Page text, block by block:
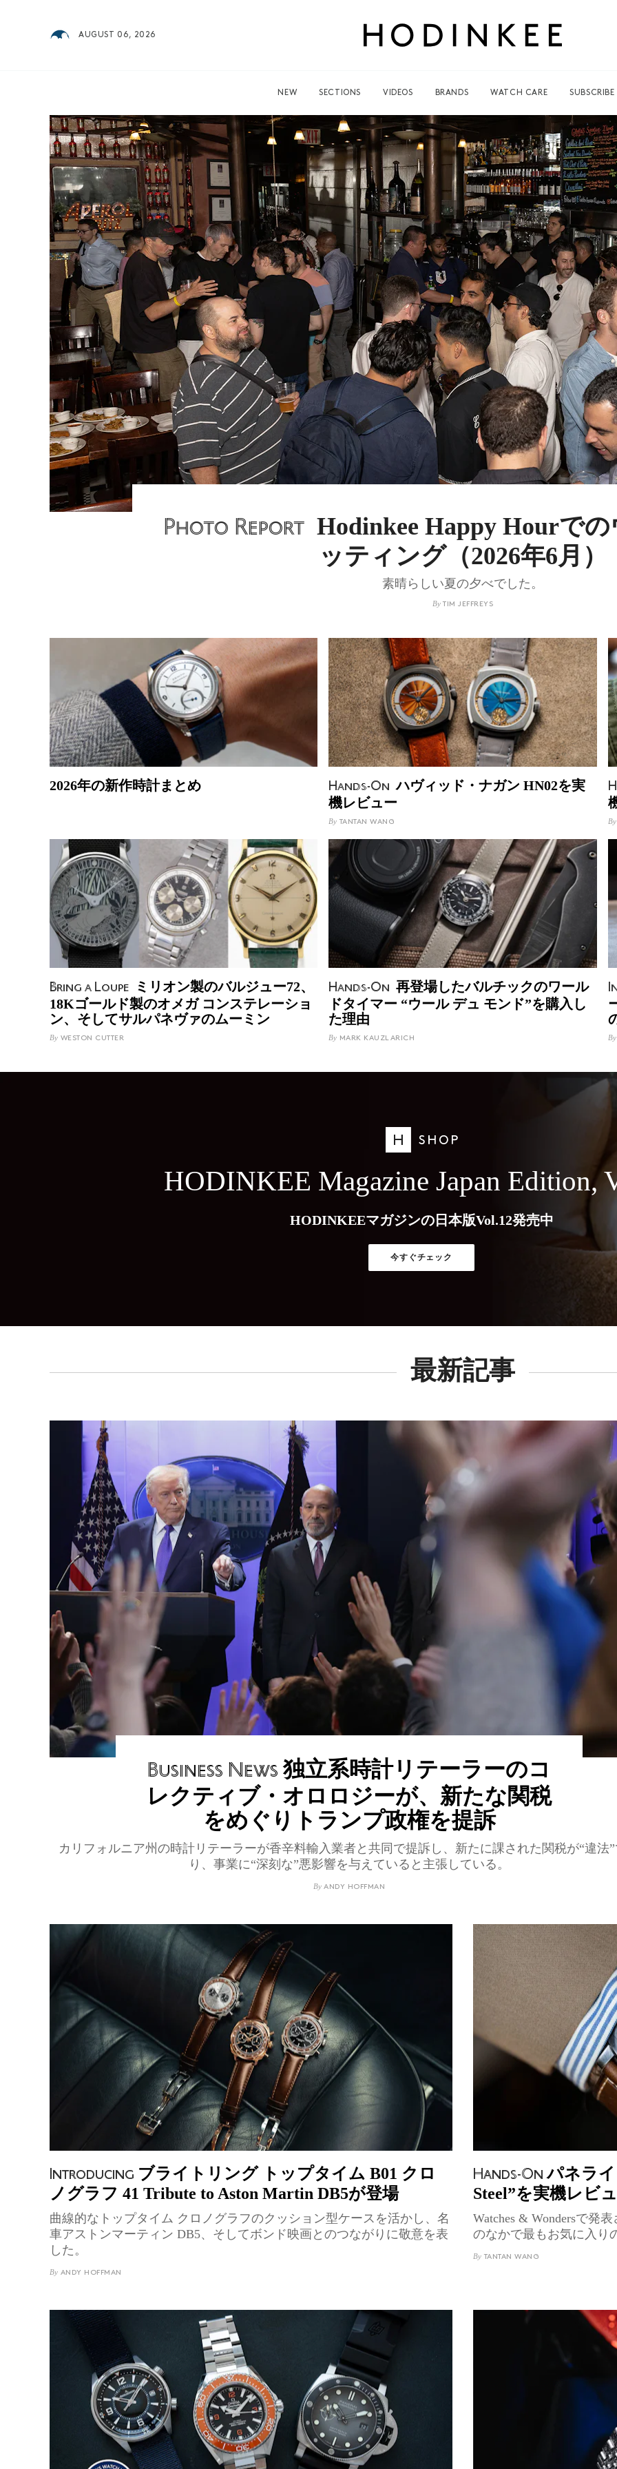
AUGUST 06, 2026
NEW SECTIONS VIDEOS BRANDS WATCH CARE SUBSCRIBE
Photo Report Hodinkee Happy Hourで
ッティング（2026年6月）
素晴らしい夏の夕べでした。
ByTIM JEFFREYS
2026年の新作時計まとめ Hands-On ハヴィッド・ナガン HN02を実
機レビュー
By TANTAN WANG By
Bring a Loupe
ミリオン製のバルジュー72、
18Kゴールド製のオメガ コンステレーショ
ン、そしてサルパネヴァのムーミン
By WESTON CUTTER
Hands-On 再登場したバルチックのワール
ドタイマー “ウール デュ モンド”を購入し
た理由
By MARK KAUZLARICH By
HODINKEE Magazine Japan Edition,
HODINKEEマガジンの日本版Vol.12発売中
今すぐチェック
最新記事
Business News 独立系時計リテーラーのコ
レクティブ・オロロジーが、新たな関税
をめぐりトランプ政権を提訴
カリフォルニア州の時計リテーラーが香辛料輸入業者と共同で提訴し、新たに課された関税が“違法
り、事業に“深刻な”悪影響を与えていると主張している。
By ANDY HOFFMAN
Introducing ブライトリング トップタイム B01 クロ
ノグラフ 41 Tribute to Aston Martin DB5が登場
曲線的なトップタイム クロノグラフのクッション型ケースを活かし、名
車アストンマーティン DB5、そしてボンド映画とのつながりに敬意を表
した。
By ANDY HOFFMAN
Hands-On パネラ
Steel”を実機レビ
Watches & Wondersで発
のなかで最もお気に入り
By TANTAN WANG